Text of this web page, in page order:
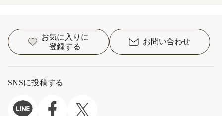
お気に入りに
登録する
お問い合わせ
SNSに投稿する